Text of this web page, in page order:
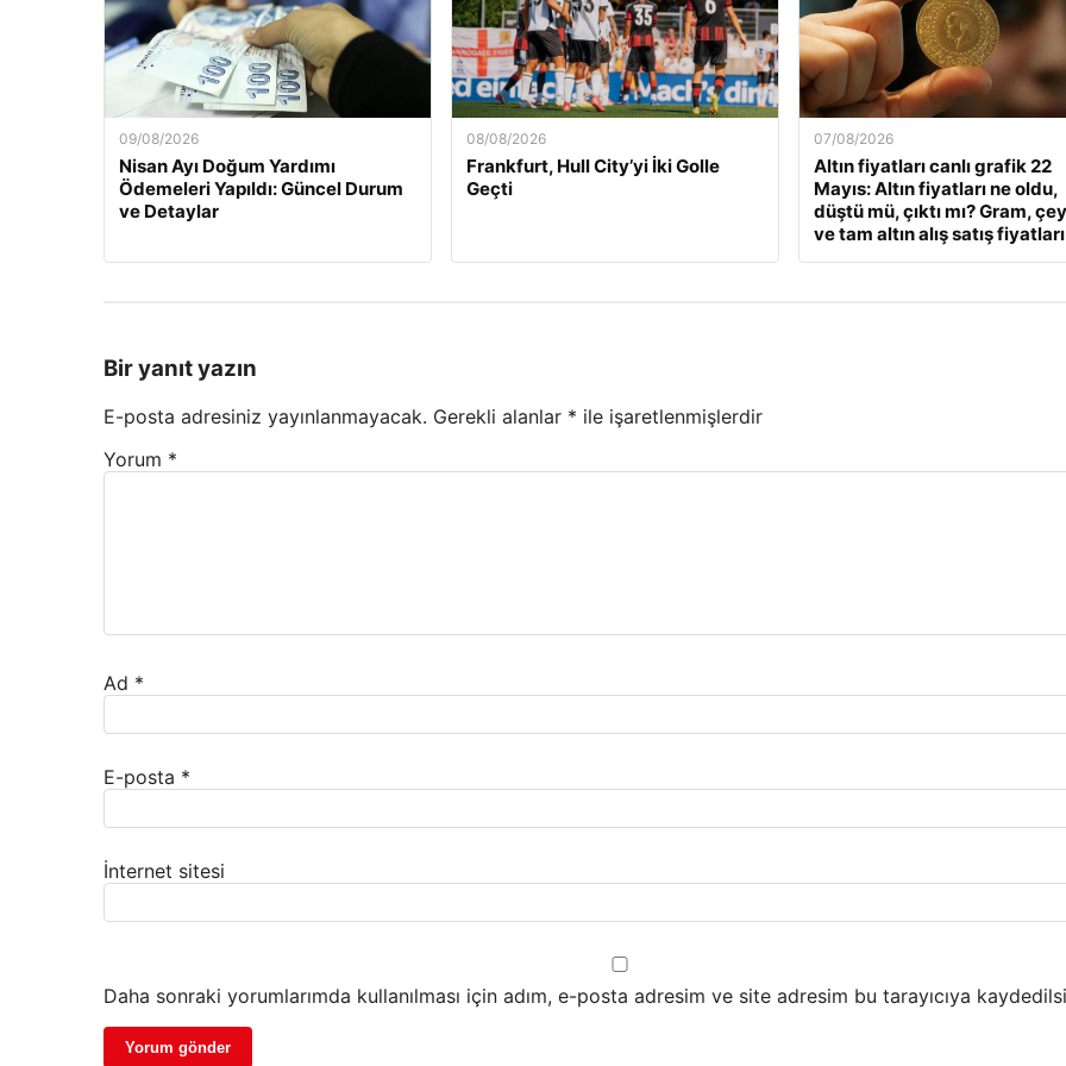
09/08/2026
Nisan Ayı Doğum Yardımı
Ödemeleri Yapıldı: Güncel Durum
ve Detaylar
08/08/2026
Frankfurt, Hull City’yi İki Golle
Geçti
07/08/2026
Altın fiyatları canlı grafik 22
Mayıs: Altın fiyatları ne oldu,
düştü mü, çıktı mı? Gram,
ve tam altın alış satış fiyatları
Bir yanıt yazın
E-posta adresiniz yayınlanmayacak. Gerekli alanlar * ile işaretlenmişlerdir
Yorum *
Ad *
E-posta *
İnternet sitesi
Daha sonraki yorumlarımda kullanılması için adım, e-posta adresim ve site adresim bu tarayıcıya